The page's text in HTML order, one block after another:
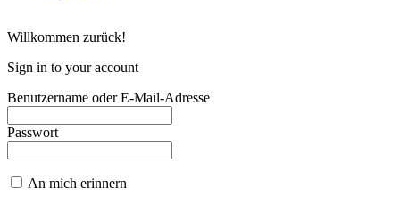
Willkommen zurück!
Sign in to your account
Benutzername oder E-Mail-Adresse
Passwort
An mich erinnern